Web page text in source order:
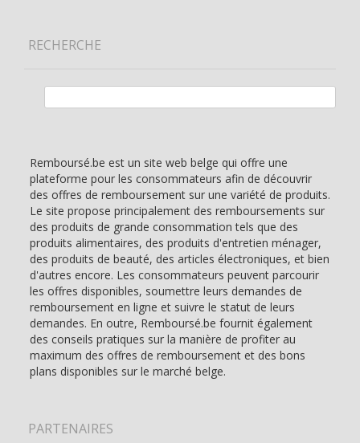
RECHERCHE
Remboursé.be est un site web belge qui offre une
plateforme pour les consommateurs afin de découvrir
des offres de remboursement sur une variété de produits.
Le site propose principalement des remboursements sur
des produits de grande consommation tels que des
produits alimentaires, des produits d'entretien ménager,
des produits de beauté, des articles électroniques, et bien
d'autres encore. Les consommateurs peuvent parcourir
les offres disponibles, soumettre leurs demandes de
remboursement en ligne et suivre le statut de leurs
demandes. En outre, Remboursé.be fournit également
des conseils pratiques sur la manière de profiter au
maximum des offres de remboursement et des bons
plans disponibles sur le marché belge.
PARTENAIRES